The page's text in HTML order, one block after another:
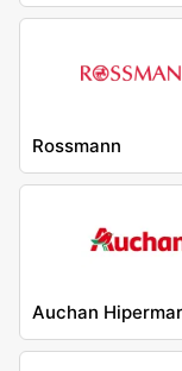
Rossmann
Auchan